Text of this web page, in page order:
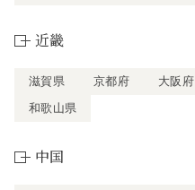
近畿
滋賀県 京都府 大阪府
和歌山県
中国